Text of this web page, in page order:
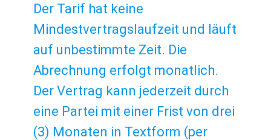
Der Tarif hat keine
Mindestvertragslaufzeit und läuft
auf unbestimmte Zeit. Die
Abrechnung erfolgt monatlich.
Der Vertrag kann jederzeit durch
eine Partei mit einer Frist von drei
(3) Monaten in Textform (per